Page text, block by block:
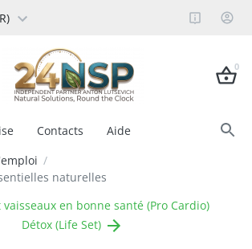
0
Contacts
Aide
naturelles
en bonne santé (Pro Cardio)
Détox (Life Set)